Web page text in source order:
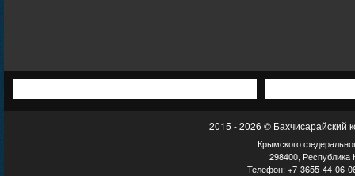
2015 - 2026 © Бахчисарайский
Крымского
298400, Республика
Телефон: +7-3655-44-06-